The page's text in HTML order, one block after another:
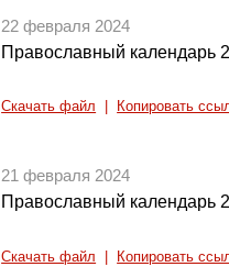
22 февраля 2024
Православный календарь
Скачать файл Копировать
21 февраля 2024
Православный календарь
Скачать файл Копировать